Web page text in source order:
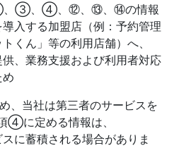
、④、⑫、⑬、⑭の情報
入する加盟店（例：予約管理
くん」等の利用店舗）へ、
務支援および利用者対応
、当社は第三者のサービスを
④に定める情報は、
蓄積される場合がありま